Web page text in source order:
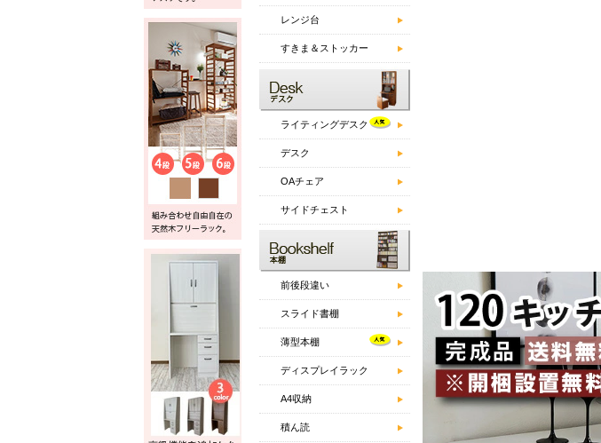
レンジ台
すきま＆ストッカー
ライティングデスク
デスク
OAチェア
サイドチェスト
前後段違い
スライド書棚
薄型本棚
ディスプレイラック
A4収納
積ん読